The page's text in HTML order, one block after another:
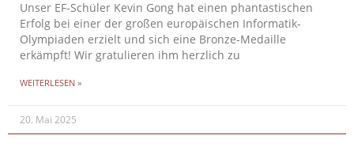
Unser EF-Schüler Kevin Gong hat einen phantastischen
Erfolg bei einer der großen europäischen Informatik-
Olympiaden erzielt und sich eine Bronze-Medaille
erkämpft! Wir gratulieren ihm herzlich zu
WEITERLESEN »
20. Mai 2025